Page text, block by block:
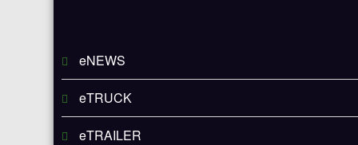
eNEWS
eTRUCK
eTRAILER